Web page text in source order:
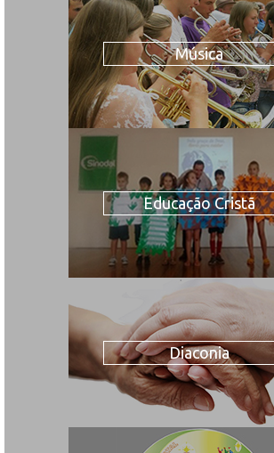
Música
Educação Cristã
Diaconia